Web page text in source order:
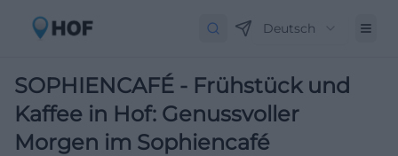
Deutsch
SOPHIENCAFÉ - Frühstück und
Kaffee in Hof: Genussvoller
Morgen im Sophiencafé